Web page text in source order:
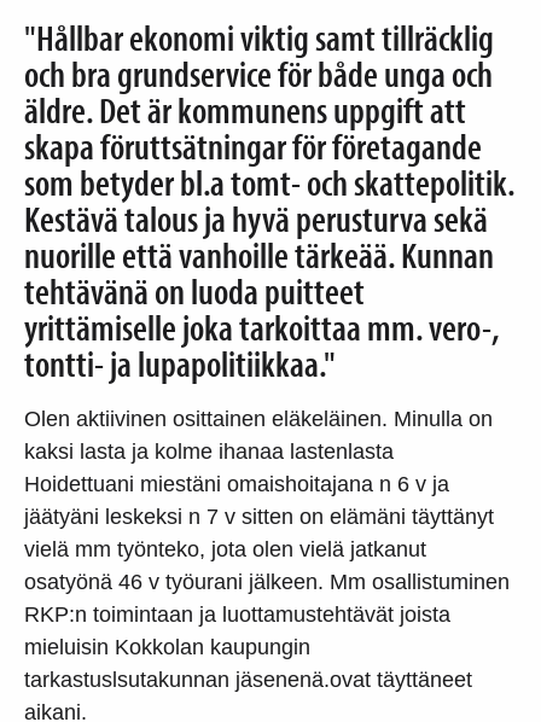
"Hållbar ekonomi viktig samt tillräcklig
och bra grundservice för både unga och
äldre. Det är kommunens uppgift att
skapa föruttsätningar för företagande
som betyder bl.a tomt- och skattepolitik.
Kestävä talous ja hyvä perusturva sekä
nuorille että vanhoille tärkeää. Kunnan
tehtävänä on luoda puitteet
yrittämiselle joka tarkoittaa mm. vero-,
tontti- ja lupapolitiikkaa."
Olen aktiivinen osittainen eläkeläinen. Minulla on
kaksi lasta ja kolme ihanaa lastenlasta
Hoidettuani miestäni omaishoitajana n 6 v ja
jäätyäni leskeksi n 7 v sitten on elämäni täyttänyt
vielä mm työnteko, jota olen vielä jatkanut
osatyönä 46 v työurani jälkeen. Mm osallistuminen
RKP:n toimintaan ja luottamustehtävät joista
mieluisin Kokkolan kaupungin
tarkastuslsutakunnan jäsenenä.ovat täyttäneet
aikani.